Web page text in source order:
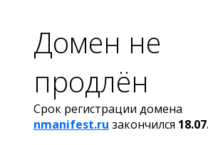
Домен не
продлён
Срок регистрации домена
nmanifest.ru закончился